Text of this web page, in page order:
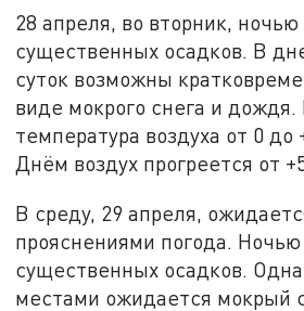
28 апреля, во вторник, ночью
существенных осадков. В
суток возможны
виде мокрого снега и дождя.
температура воздуха от 0 до
Днём воздух прогреется от
В среду, 29 апреля,
прояснениями погода. Ночью
существенных осадков.
местами ожидается мокрый